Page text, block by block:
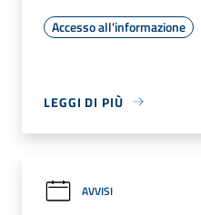
Accesso all'informazione
LEGGI DI PIÙ
AVVISI